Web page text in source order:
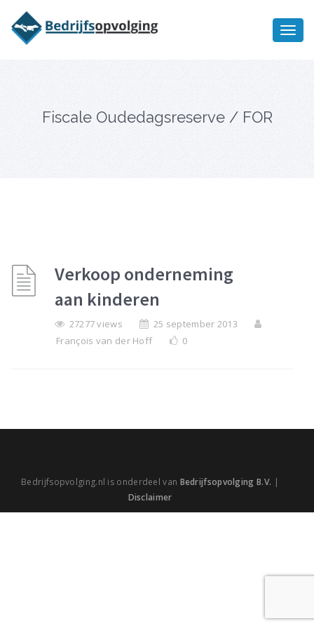
Fiscale Oudedagsreserve / FOR
Verkoop onderneming
aan kinderen
27277 views
25 september 2013
François van der Hoff
0
Bedrijfsopvolging.nl is onderdeel van Bedrijfsopvolging B.V. |
Disclaimer
bedrijfsopvolging voor fiscaal
juridisch advies
Ik wil meer informatie